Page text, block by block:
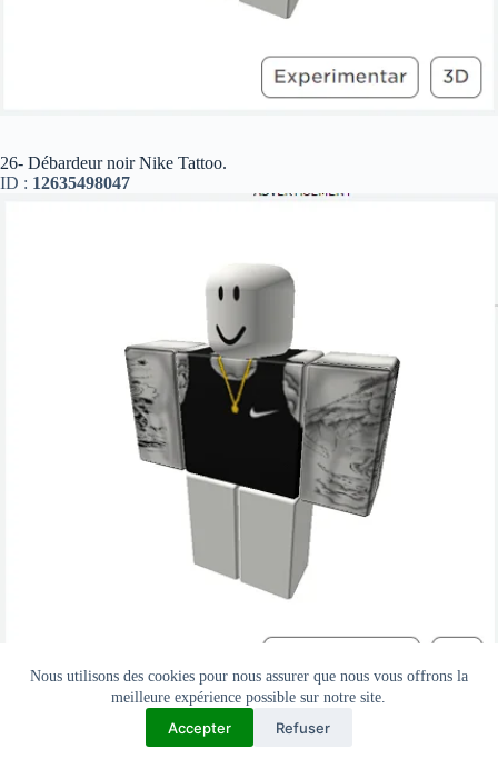
Nous utilisons des cookies pour nous assurer que nous vous offrons la
meilleure expérience possible sur notre site.
Accepter Refuser
26- Débardeur noir Nike Tattoo.
ID : 12635498047